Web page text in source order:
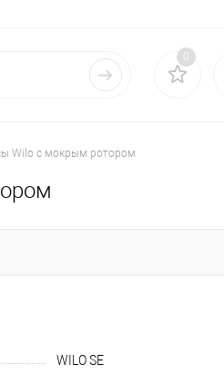
0
Wilo с мокрым ротором
WILO SE